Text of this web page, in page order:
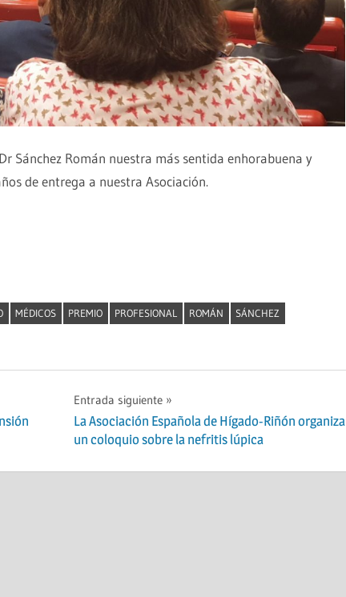
Sánchez Román nuestra más sentida enhorabuena y
de entrega a nuestra Asociación.
MÉDICOS PREMIO PROFESIONAL ROMÁN
SÁNCHEZ
Entrada siguiente
La Asociación Española de Hígado-Riñón organiza
un coloquio sobre la nefritis lúpica